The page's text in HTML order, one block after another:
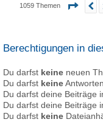
1059 Themen Seite
Berechtigungen in
Du darfst keine neuen
Du darfst keine
Du darfst deine Beiträge
Du darfst deine Beiträge
Du darfst keine